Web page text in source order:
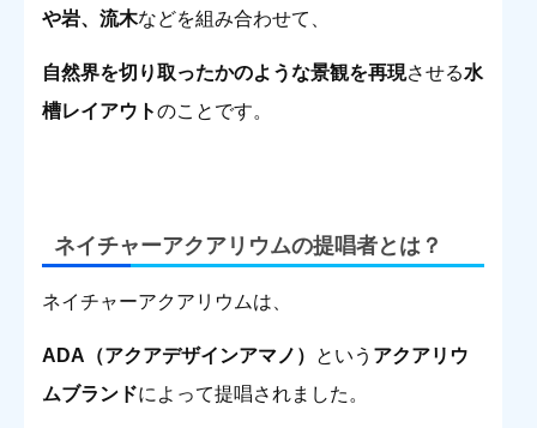
や岩、流木などを組み合わせて、
自然界を切り取ったかのような景観を再現させる水
槽レイアウトのことです。
ネイチャーアクアリウムの提唱者とは？
ネイチャーアクアリウムは、
ADA（アクアデザインアマノ） という アクアリウ
ムブランドによって提唱されました。